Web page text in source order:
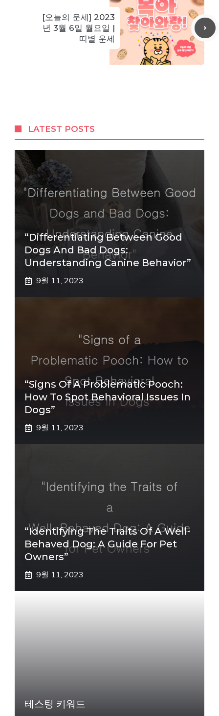
[오늘의 운세] 2023
년 3월 6일 월요일 |
띠별 운세
LATEST POSTS
“Differentiating Between Good
Dogs And Bad Dogs:
Understanding Canine Behavior”
9월 11, 2023
“Signs Of A Problematic Pooch:
How To Spot Behavioral Issues In
Dogs”
9월 11, 2023
“Identifying The Traits Of A Well-
Behaved Dog: A Guide For Pet
Owners”
9월 11, 2023
테스팅 키워드